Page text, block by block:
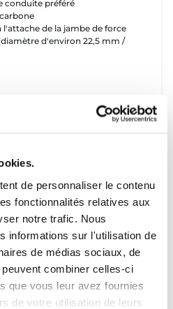
de personnaliser le contenu
fonctionnalités relatives aux
notre trafic. Nous
informations sur l'utilisation de
de médias sociaux, de
combiner celles-ci
que vous leur avez fournies
de votre utilisation de leurs
conduite préféré
de la jambe de force
d'environ 22,5 mm /
uniquement
– 3.0m
– 6.5m